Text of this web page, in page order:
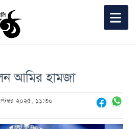
আমির হামজা
২০২৫, ১১:৩০